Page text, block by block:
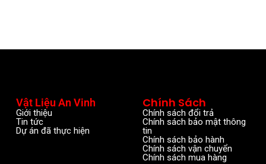
Vật Liệu An Vinh
Giới thiệu
Tin tức
Dự án đã thực hiện
Chính Sách
Chính sách đổi trả
Chính sách bảo mật thông
tin
Chính sách bảo hành
Chính sách vận chuyển
Chính sách mua hàng